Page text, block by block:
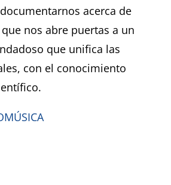
acerca de
nos abre puertas a un
que unifica las
con el conocimiento